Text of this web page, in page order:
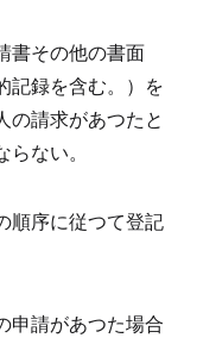
書その他の書面
記録を含む。）を
の請求があつたと
ない。
順序に従つて登記
申請があつた場合